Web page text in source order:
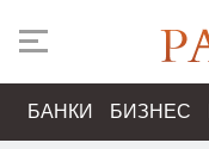
БАНКИ БИЗНЕС